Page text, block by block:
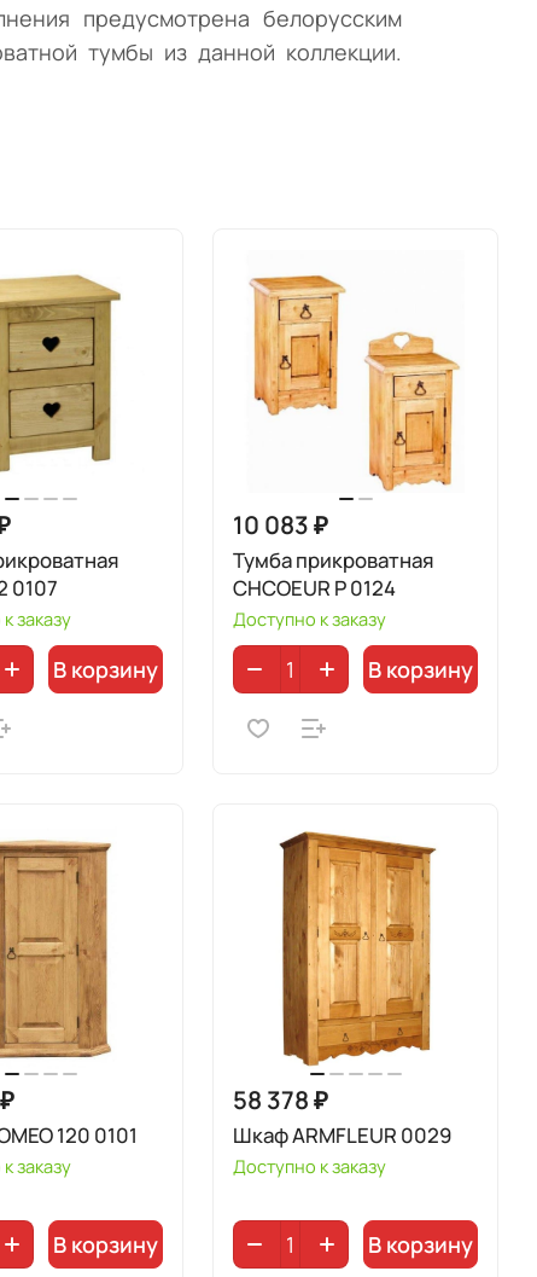
предусмотрена белорусским
тумбы из данной коллекции.
0107
заказу
В корзину
10 083 ₽
Тумба прикроватная
CHCOEUR P 0124
Доступно к заказу
В корзину
120 0101
заказу
В корзину
58 378 ₽
Шкаф ARMFLEUR 0029
Доступно к заказу
В корзину